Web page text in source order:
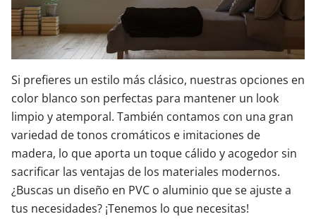
Si prefieres un estilo más clásico, nuestras opciones en
color blanco son perfectas para mantener un look
limpio y atemporal. También contamos con una gran
variedad de tonos cromáticos e imitaciones de
madera, lo que aporta un toque cálido y acogedor sin
sacrificar las ventajas de los materiales modernos.
¿Buscas un diseño en PVC o aluminio que se ajuste a
tus necesidades? ¡Tenemos lo que necesitas!